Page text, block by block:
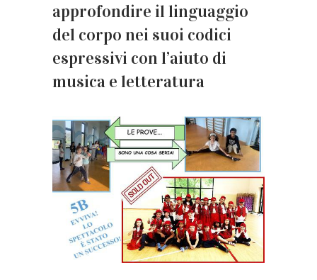
approfondire il linguaggio
del corpo nei suoi codici
espressivi con l’aiuto di
musica e letteratura